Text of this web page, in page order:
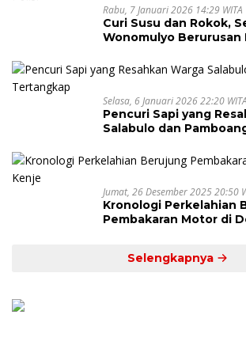
Rabu, 7 Januari 2026 14:29 WITA
Curi Susu dan Rokok,
Wonomulyo Berurusan
Selasa, 6 Januari 2026 22:20 WITA
Pencuri Sapi yang
Salabulo dan
Jumat, 26 Desember 2025 20:50
Kronologi Perkelahian
Pembakaran Motor di
Selengkapnya